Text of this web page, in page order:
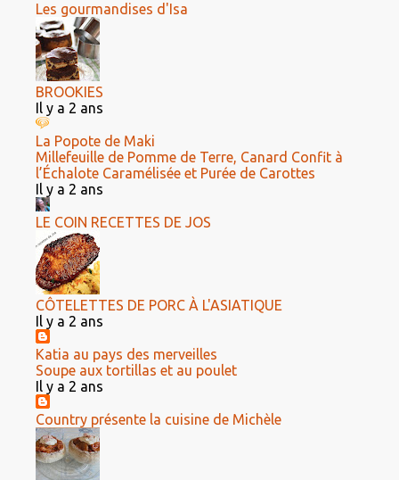
Les gourmandises d'Isa
BROOKIES
Il y a 2 ans
La Popote de Maki
Millefeuille de Pomme de Terre, Canard Confit à
l’Échalote Caramélisée et Purée de Carottes
Il y a 2 ans
LE COIN RECETTES DE JOS
CÔTELETTES DE PORC À L'ASIATIQUE
Il y a 2 ans
Katia au pays des merveilles
Soupe aux tortillas et au poulet
Il y a 2 ans
Country présente la cuisine de Michèle